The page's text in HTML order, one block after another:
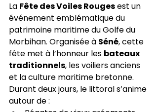
La Fête des Voiles Rouges est un
événement emblématique du
patrimoine maritime du Golfe du
Morbihan. Organisée à Séné, cette
fête met à l’honneur les bateaux
traditionnels, les voiliers anciens
et la culture maritime bretonne.
Durant deux jours, le littoral s’anime
autour de :